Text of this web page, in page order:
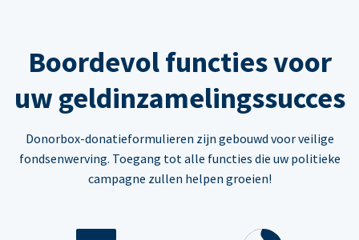
Boordevol functies voor
uw geldinzamelingssucces
Donorbox-donatieformulieren zijn gebouwd voor veilige
fondsenwerving. Toegang tot alle functies die uw politieke
campagne zullen helpen groeien!